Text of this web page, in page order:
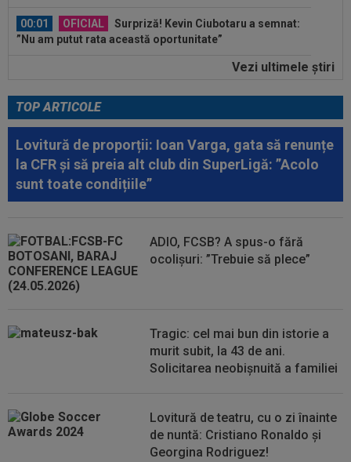
00:01 OFICIAL
Surpriză! Kevin Ciubotaru a semnat:
”Nu am putut rata această oportunitate”
Rușii îl provoacă pe David Popovici înaintea
00:46 VIDEO
Daniel Pancu a ”explodat”, după UTA -
00:41 EXCLUSIV
Atacant pentru FCSB! A făcut
anunțul ÎN DIRECT: ”Îi dau eu lui Gigi unul bun”
00:27 EXCLUSIV
Radu Naum, reacția serii după ce
Marius Șumudică a început negocierile cu CFR...
transferul la încă o echipă de UCL! Picat la...
Vezi ultimele ştiri
TOP ARTICOLE
Lovitură de proporții: Ioan Varga, gata să renunțe
la CFR și să preia alt club din SuperLigă: ”Acolo
sunt toate condițiile”
ADIO, FCSB? A spus-o fără
ocolișuri: ”Trebuie să plece”
Tragic: cel mai bun din istorie a
murit subit, la 43 de ani.
Solicitarea neobișnuită a familiei
Lovitură de teatru, cu o zi înainte
de nuntă: Cristiano Ronaldo și
Georgina Rodriguez!